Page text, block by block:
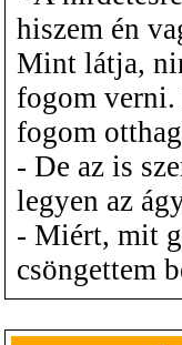
hiszem én
Mint látja,
fogom verni.
fogom
- De az is
legyen az
- Miért, mit
csöngettem